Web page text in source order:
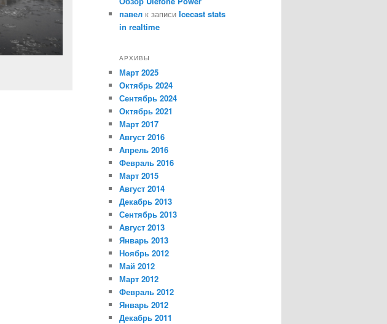
павел к записи Icecast stats
in realtime
АРХИВЫ
Март 2025
Октябрь 2024
Сентябрь 2024
Октябрь 2021
Март 2017
Август 2016
Апрель 2016
Февраль 2016
Март 2015
Август 2014
Декабрь 2013
Сентябрь 2013
Август 2013
Январь 2013
Ноябрь 2012
Май 2012
Март 2012
Февраль 2012
Январь 2012
Декабрь 2011